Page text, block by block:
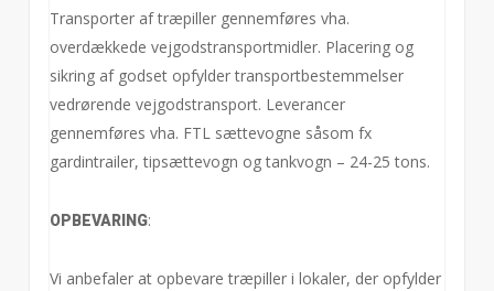
Transporter af træpiller gennemføres vha.
overdækkede vejgodstransportmidler. Placering og
sikring af godset opfylder transportbestemmelser
vedrørende vejgodstransport. Leverancer
gennemføres vha. FTL sættevogne såsom fx
gardintrailer, tipsættevogn og tankvogn – 24-25 tons.
OPBEVARING:
Vi anbefaler at opbevare træpiller i lokaler, der opfylder